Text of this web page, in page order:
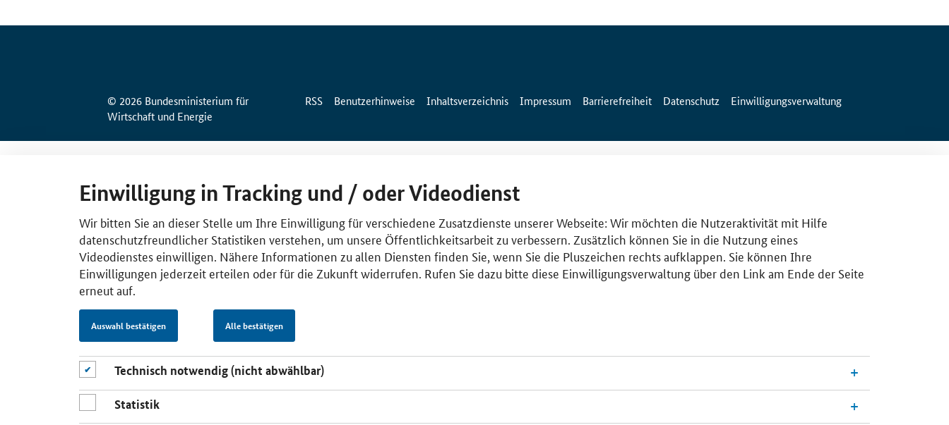
© 2026 Bundesministerium für
Wirtschaft und Energie
RSS Benutzerhinweise Inhaltsverzeichnis Impressum Barrierefreiheit Datenschutz Einwilligungsverwaltung
Einwilligung in Tracking und / oder Videodienst
Wir bitten Sie an dieser Stelle um Ihre Einwilligung für verschiedene Zusatzdienste unserer Webseite: Wir möchten die Nutzeraktivität mit Hilfe
datenschutzfreundlicher Statistiken verstehen, um unsere Öffentlichkeitsarbeit zu verbessern. Zusätzlich können Sie in die Nutzung eines
Videodienstes einwilligen. Nähere Informationen zu allen Diensten finden Sie, wenn Sie die Pluszeichen rechts aufklappen. Sie können Ihre
Einwilligungen jederzeit erteilen oder für die Zukunft widerrufen. Rufen Sie dazu bitte diese Einwilligungsverwaltung über den Link am Ende der Seite
erneut auf.
Auswahl bestätigen Alle bestätigen
Technisch notwendig (nicht abwählbar)
Statistik